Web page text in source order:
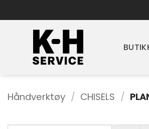
to
Håndverktøy / CHISELS /